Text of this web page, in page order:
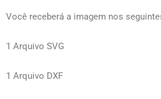
Você receberá a imagem nos
1 Arquivo SVG
1 Arquivo DXF